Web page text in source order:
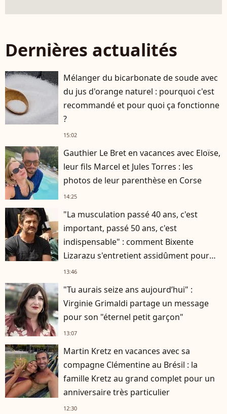
Dernières actualités
Mélanger du bicarbonate de soude avec
du jus d'orange naturel : pourquoi c'est
recommandé et pour quoi ça fonctionne
?
15:02
Gauthier Le Bret en vacances avec Eloïse,
leur fils Marcel et Jules Torres : les
photos de leur parenthèse en Corse
14:25
"La musculation passé 40 ans, c'est
important, passé 50 ans, c'est
indispensable" : comment Bixente
Lizarazu s'entretient assidûment pour
rester musclé à 56 ans ?
13:46
"Tu aurais seize ans aujourd’hui" :
Virginie Grimaldi partage un message
pour son "éternel petit garçon"
13:07
Martin Kretz en vacances avec sa
compagne Clémentine au Brésil : la
famille Kretz au grand complet pour un
anniversaire très particulier
12:30